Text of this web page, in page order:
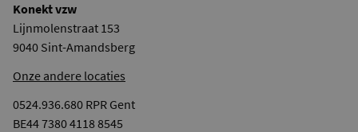
Konekt vzw
Lijnmolenstraat 153
9040 Sint-Amandsberg
Onze andere locaties
0524.936.680 RPR Gent
BE44 7380 4118 8545